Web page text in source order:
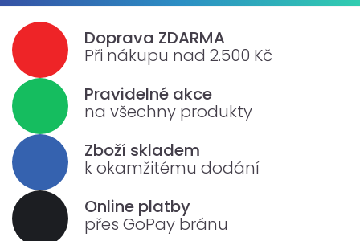
Doprava ZDARMA
Při nákupu nad 2.500 Kč
Pravidelné akce
na všechny produkty
Zboží skladem
k okamžitému dodání
Online platby
přes GoPay bránu